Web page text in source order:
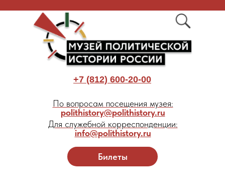
Билеты
+7 (812) 600-20-00
По вопросам посещения музея:
polithistory@polithistory.ru
Для служебной корреспонденции:
info@polithistory.ru